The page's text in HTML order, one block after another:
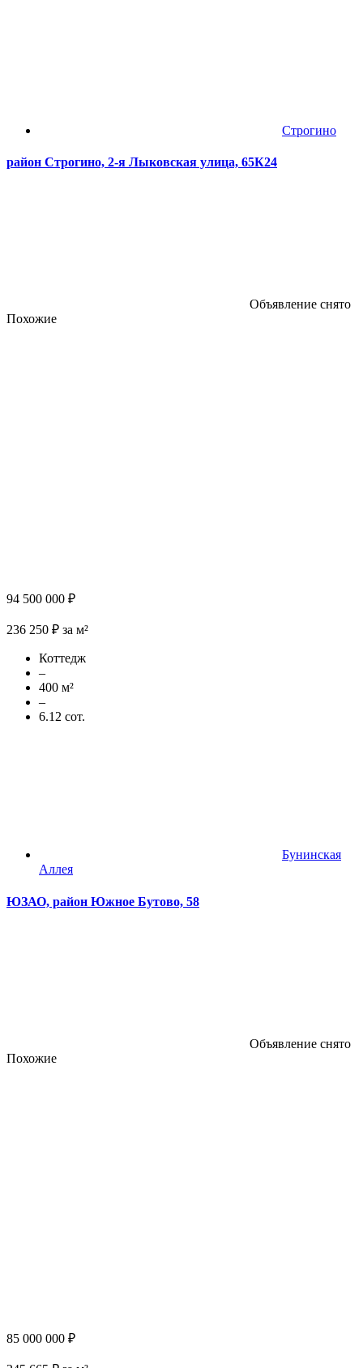
Строгино
район Строгино, 2-я Лыковская улица, 65К24
Объявление снято
Похожие
94 500 000 ₽
236 250 ₽ за м²
Коттедж
–
400 м²
–
6.12 сот.
Бунинская
Аллея
ЮЗАО, район Южное Бутово, 58
Объявление снято
Похожие
85 000 000 ₽